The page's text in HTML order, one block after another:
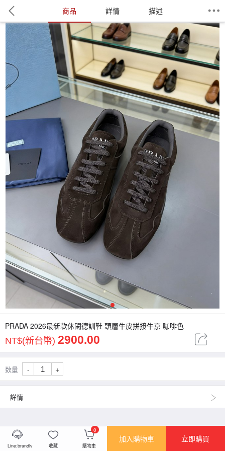
商品 詳情 描述
1
PRADA 2026最新款休閑德訓鞋 頭層牛皮拼接牛京 咖啡色
NT$(新台幣) 2900.00
数量 - +
詳情
Line:brandlv 收藏
0
購物車
加入購物車 立即購買